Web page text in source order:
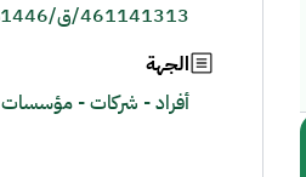
461141313/ق/1446هـ
الجهة
أفراد - شركات - مؤسسات